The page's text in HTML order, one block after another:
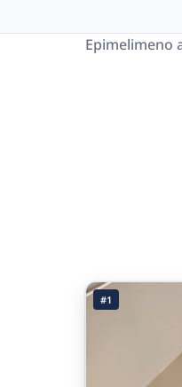
Epimelimeno
#1